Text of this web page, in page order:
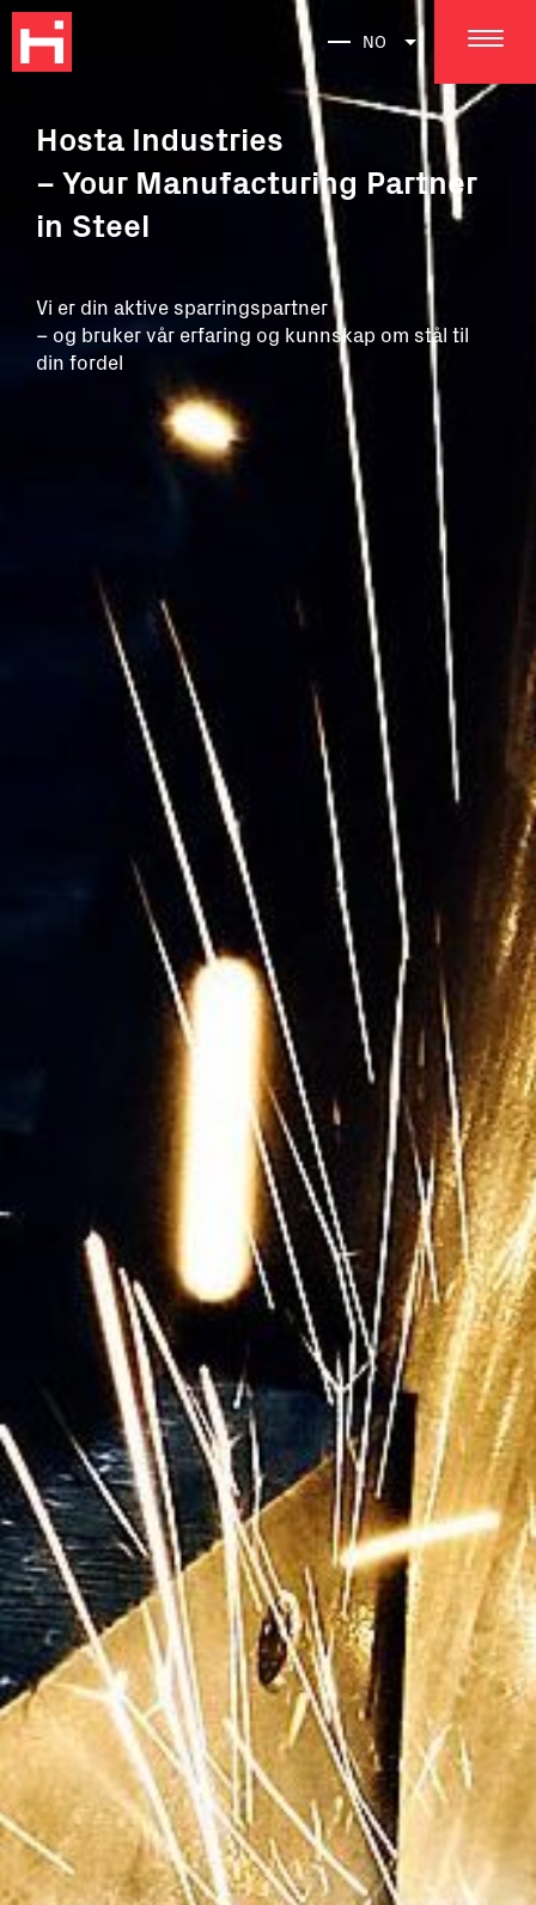
NO
Hosta Industries
– Your Manufacturing Partner
in Steel
Vi er din aktive sparringspartner
– og bruker vår erfaring og kunnskap om stål til
din fordel